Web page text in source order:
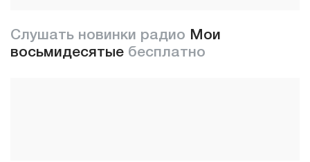
Слушать новинки радио Мои
восьмидесятые бесплатно